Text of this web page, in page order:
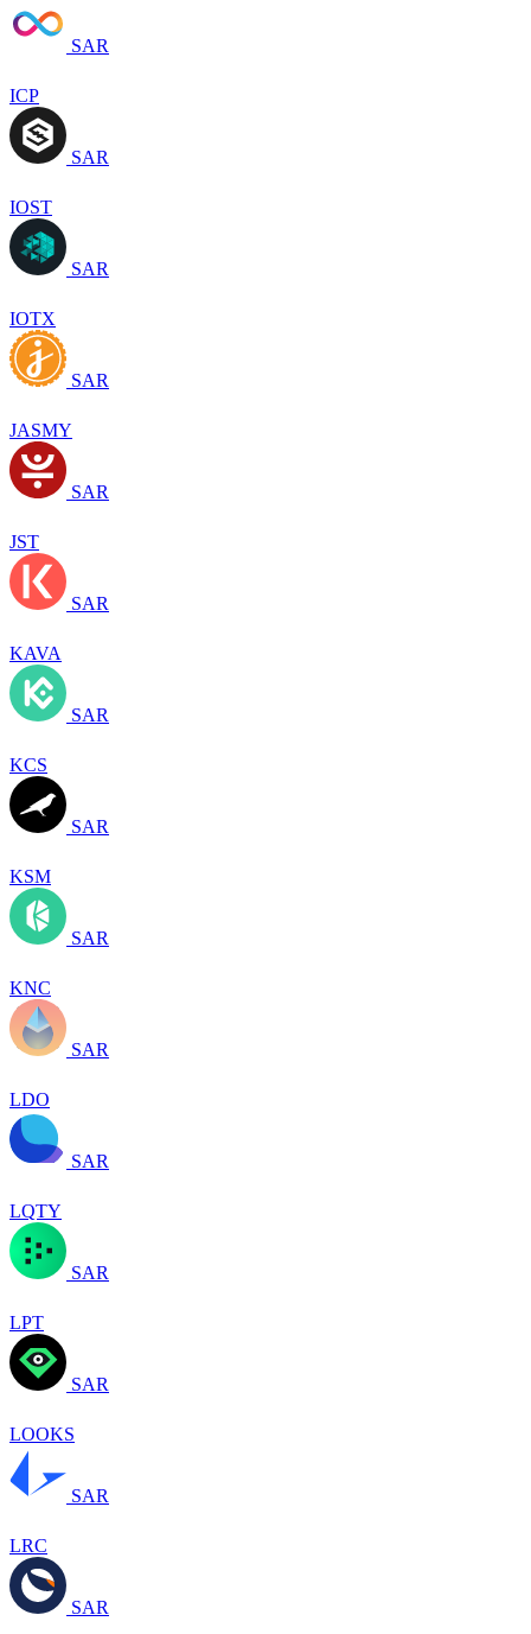
SAR
ICP
SAR
IOST
SAR
IOTX
SAR
JASMY
SAR
JST
SAR
KAVA
SAR
KCS
SAR
KSM
SAR
KNC
SAR
LDO
SAR
LQTY
SAR
LPT
SAR
LOOKS
SAR
LRC
SAR